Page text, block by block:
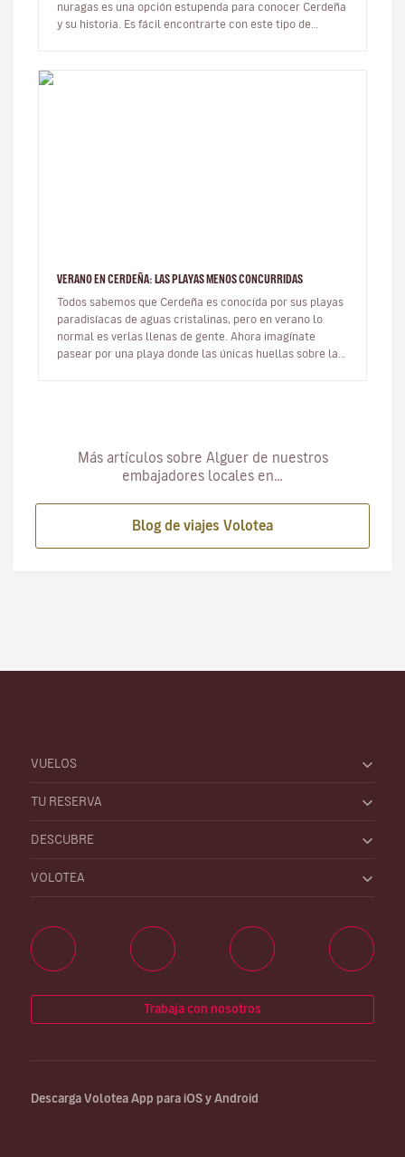
nuragas es una opción estupenda para conocer Cerdeña
y su historia. Es fácil encontrarte con este tipo de
VERANO EN CERDEÑA: LAS PLAYAS MENOS CONCURRIDAS
Todos sabemos que Cerdeña es conocida por sus playas
paradisíacas de aguas cristalinas, pero en verano lo
normal es verlas llenas de gente. Ahora imagínate
pasear por una playa donde las únicas huellas sobre la
Más artículos sobre Alguer de nuestros
embajadores locales en…
Blog de viajes Volotea
VUELOS
TU RESERVA
DESCUBRE
VOLOTEA
Trabaja con nosotros
Descarga Volotea App para iOS y Android